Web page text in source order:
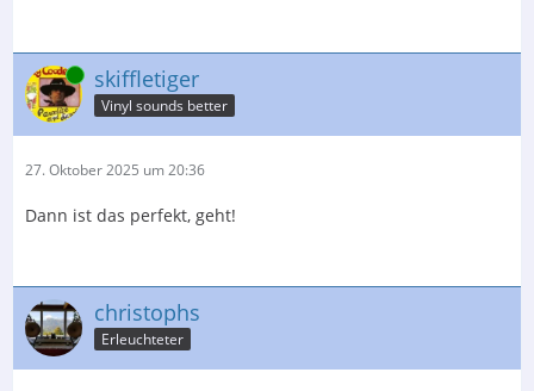
Online skiffletiger
Vinyl sounds better
27. Oktober 2025 um 20:36
Dann ist das perfekt, geht!
christophs
Erleuchteter